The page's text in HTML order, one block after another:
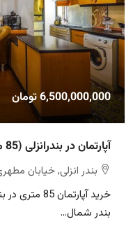
6,500,000,000 تومان
آپارتمان در بندرانزلی (85 متر)
بندر انزلی, خیابان
خرید
بندر شمال...